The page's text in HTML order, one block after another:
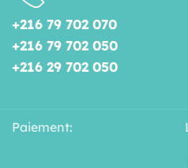
+216 79 702 070
+216 79 702 050
+216 29 702 050
Paiement: